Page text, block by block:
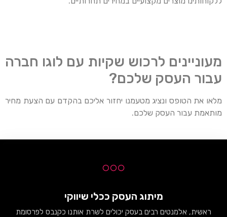
מעוניינים לרכוש שקיות עם לוגו חברה
עבור העסק שלכם?
מלאו את הטופס ונציג מטעמנו יחזור אליכם בהקדם עם הצעת מחיר
מותאמת עבור העסק שלכם.
מיתוג העסק ככלי שיווקי
ראשית, אלמנטים רבים בעסק יכולים לשרת אותנו כקנבס לפרסומת